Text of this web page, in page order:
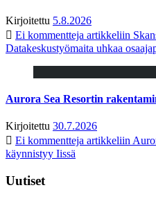
Kirjoitettu 5.8.2026
Ei kommentteja artikkeliin
Datakeskustyömaita uhkaa
Aurora Sea Resortin
Kirjoitettu 30.7.2026
Ei kommentteja artikkeliin
käynnistyy Iissä
Uutiset